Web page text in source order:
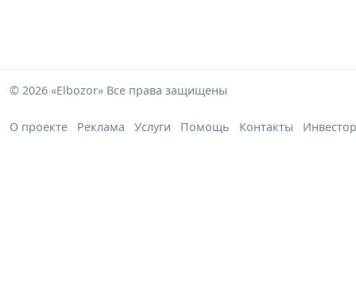
© 2026 «Elbozor» Все права защищены
О проекте Реклама Услуги Помощь Контакты